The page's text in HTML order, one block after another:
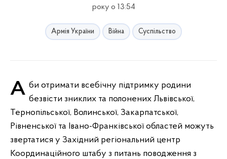
року о 13:54
Армія України Війна Суспільство
Аби отримати всебічну підтримку родини безвісти зниклих та полонених Львівської,
Тернопільської, Волинської, Закарпатської,
Рівненської та Івано-Франківської областей можуть
звертатися у Західний регіональний центр
Координаційного штабу з питань поводження з